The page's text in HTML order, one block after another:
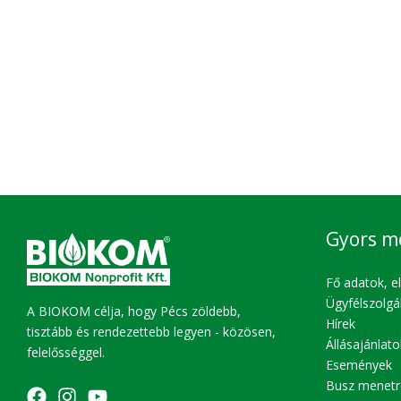
A BIOKOM célja, hogy Pécs zöldebb,
tisztább és rendezettebb legyen - közösen,
felelősséggel.
Gyors
Fő adatok,
Hírek
Események
Busz